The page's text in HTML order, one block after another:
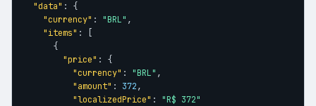
"data" : {
"currency" : "BRL" ,
"items" : [
      {
"price" : {
"currency" : "BRL" ,
"amount" : 372,
"localizedPrice" : "R$ 372"